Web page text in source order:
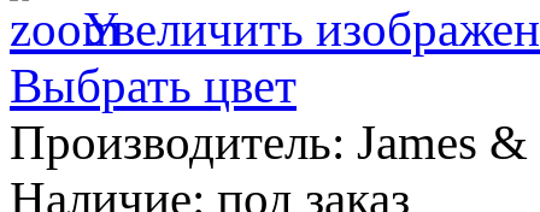
Увеличить
Выбрать цвет
Производитель: James
Наличие: под заказ